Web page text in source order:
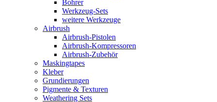
Bohrer
Werkzeug-Sets
weitere Werkzeuge
Airbrush
Airbrush-Pistolen
Airbrush-Kompressoren
Airbrush-Zubehör
Maskingtapes
Kleber
Grundierungen
Pigmente & Texturen
Weathering Sets